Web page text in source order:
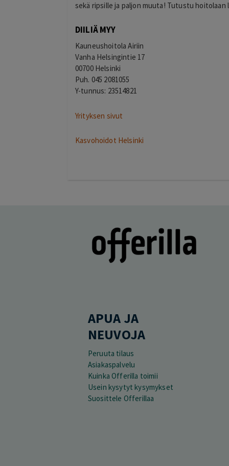
sekä ripsille ja paljon muuta! Tutustu hoitolaan
DIILIÄ MYY
Kauneushoitola Airiin
Vanha Helsingintie 17
00700 Helsinki
Puh. 045 2081055
Y-tunnus: 23514821
Yrityksen sivut
Kasvohoidot Helsinki
APUA JA
NEUVOJA
Peruuta tilaus
Asiakaspalvelu
Kuinka Offerilla toimii
Usein kysytyt kysymykset
Suosittele Offerillaa